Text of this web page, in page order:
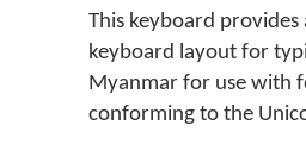
This keyboard provides
keyboard layout for
Myanmar for use with
conforming to the